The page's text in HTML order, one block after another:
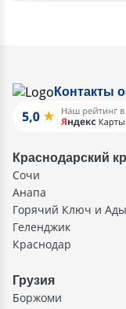
Контакты
Краснодарский
Сочи
Анапа
Горячий Ключ и
Геленджик
Краснодар
Грузия
Боржоми